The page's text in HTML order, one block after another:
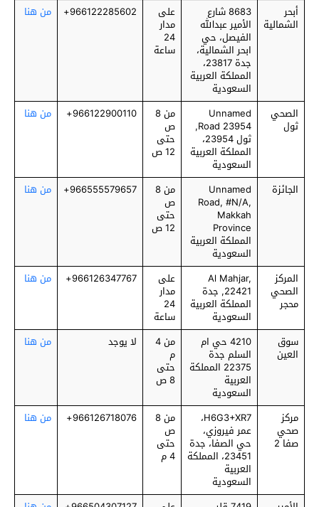
أبحر
الشمالية
8683 شارع
الأمير عبدالله
الفيصل، حي
ابحر الشمالية،
جدة 23817،
المملكة العربية
السعودية
على
مدار
24
ساعة
966122285602+ من هنا
الصحي
ثول
Unnamed
Road 23954,
ثول 23954،
المملكة العربية
السعودية
من 8
ص
حتى
12 ص
966122900110+ من هنا
الجائزة Unnamed
Road, #N/A,
Makkah
Province
المملكة العربية
السعودية
من 8
ص
حتى
12 ص
966555579657+ من هنا
المركز
الصحي
محجر
Al Mahjar,
22421, جدة
المملكة العربية
السعودية
على
مدار
24
ساعة
966126347767+ من هنا
سوق
العين
4210 حي ام
السلم جدة
22375 المملكة
العربية
السعودية
من 4
م
حتى
8 ص
لا يوجد من هنا
مركز
صحي
صفا 2
H6G3+XR7،
عمر فيروزي،
حي الصفا، جدة
23451، المملكة
العربية
السعودية
من 8
ص
حتى
4 م
966126718076+ من هنا